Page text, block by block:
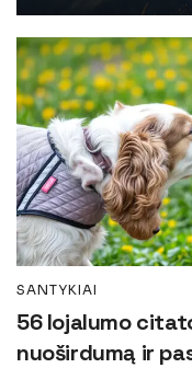
SANTYKIAI
56 lojalumo
nuoširdumą ir